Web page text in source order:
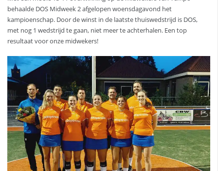
behaalde DOS Midweek 2 afgelopen woensdagavond het
kampioenschap. Door de winst in de laatste thuiswedstrijd is DOS,
met nog 1 wedstrijd te gaan, niet meer te achterhalen. Een top
resultaat voor onze midwekers!